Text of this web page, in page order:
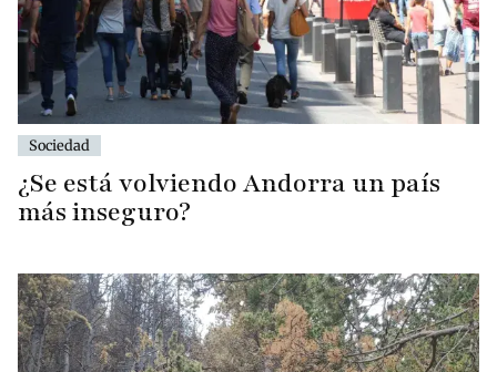
Sociedad
¿Se está volviendo Andorra un país
más inseguro?